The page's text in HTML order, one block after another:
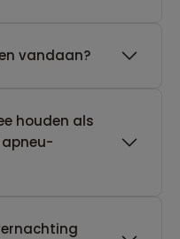
vandaan?
houden als
apneu-